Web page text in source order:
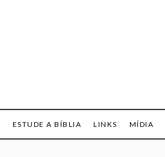
ESTUDE A BÍBLIA LINKS MÍDIA